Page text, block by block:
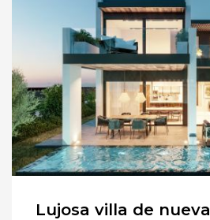
Lujosa villa de nueva